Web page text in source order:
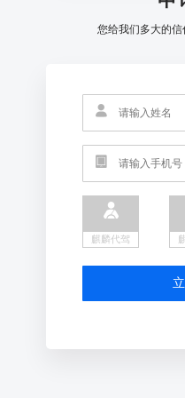
您给我们多大的
麒麟代驾